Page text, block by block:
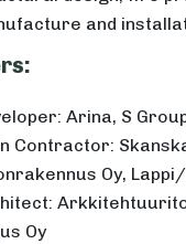
and
Arina, S
Contractor:
Oy,
Oy